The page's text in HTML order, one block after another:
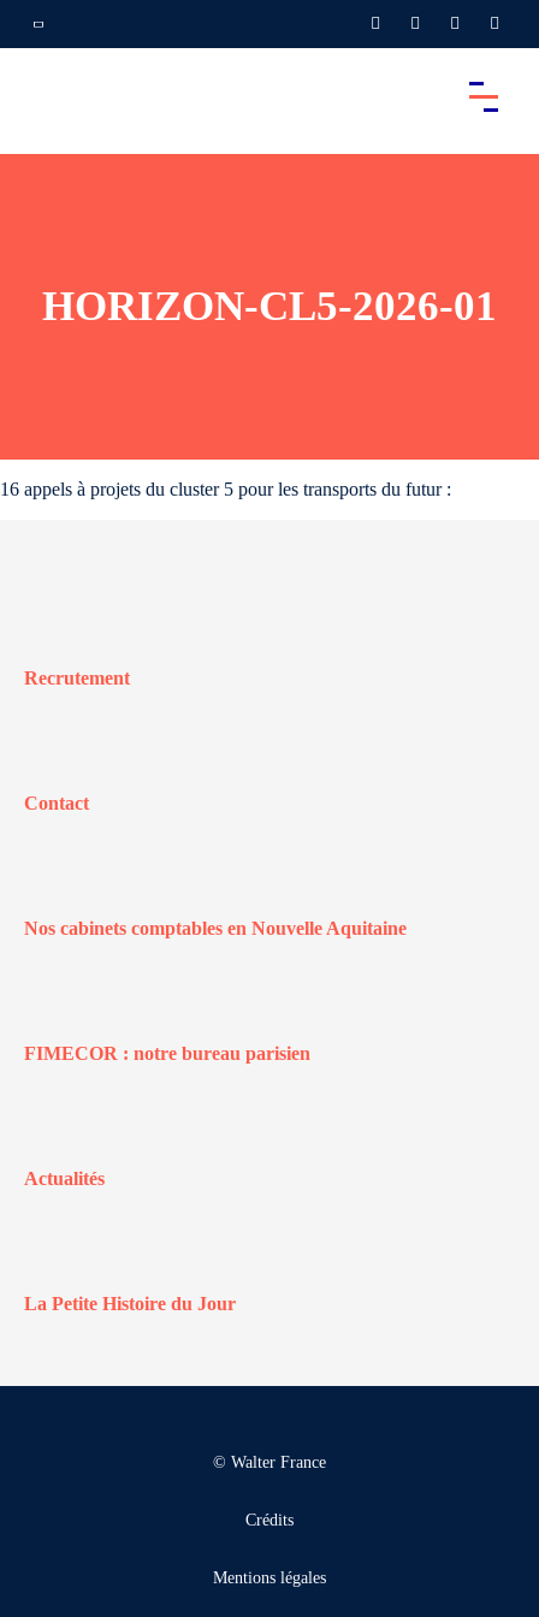
HORIZON-CL5-2026-01
16 appels à projets du cluster 5 pour les transports du futur :
Recrutement
Contact
Nos cabinets comptables en Nouvelle Aquitaine
FIMECOR : notre bureau parisien
Actualités
La Petite Histoire du Jour
© Walter France
Crédits
Mentions légales